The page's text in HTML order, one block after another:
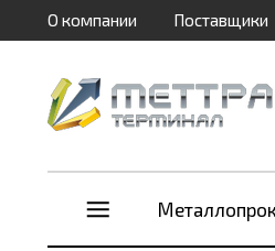
О компании Поставщики